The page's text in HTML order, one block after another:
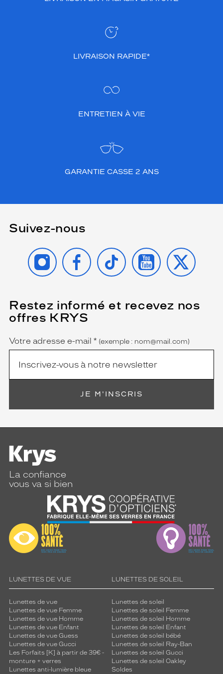
de
monture
Détails
techniques
Genre
Couleur
de
monture
Couleur
du
verre
Indice
de
protection
Polarisant
Non
Type
LIVRAISON RAPIDE*
ENTRETIEN À VIE
GARANTIE CASSE 2 ANS
Suivez-nous
INSTAGRAMFACEBOOK
TIKTOK YOUTUBE
X
Restez informé et recevez nos
offres KRYS
Name
Votre adresse e-mail *
(Ce
champ
est
(exemple : nom@mail.com)
JE M'INSCRIS
La confiance
vous va si bien
LUNETTES DE VUE
Lunettes de vue
Lunettes de vue Femme
Lunettes de vue Homme
Lunettes de vue Enfant
Lunettes de vue Guess
Lunettes de vue Gucci
Les Forfaits [K] à partir de 39€ -
monture + verres
Lunettes anti-lumière bleue
LUNETTES DE SOLEIL
Lunettes de soleil
Lunettes de soleil Femme
Lunettes de soleil Homme
Lunettes de soleil Enfant
Lunettes de soleil bébé
Lunettes de soleil Ray-Ban
Lunettes de soleil Gucci
Lunettes de soleil Oakley
Soldes